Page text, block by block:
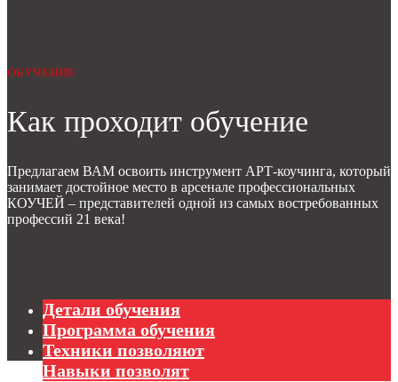
ОБУЧЕНИЕ
Как проходит обучение
Предлагаем ВАМ освоить инструмент АРТ-коучинга, который
занимает достойное место в арсенале профессиональных
КОУЧЕЙ – представителей одной из самых востребованных
профессий 21 века!
Детали обучения
Программа обучения
Техники позволяют
Навыки позволят